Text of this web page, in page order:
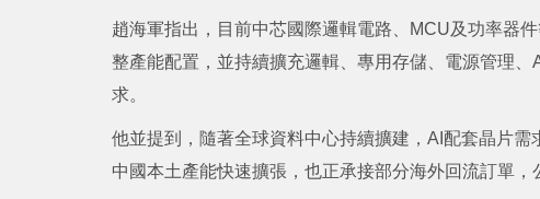
趙海軍指出，目前中芯國際邏輯電路、MCU及功率器
整產能配置，並持續擴充邏輯、專用存儲、電源管理
求。
他並提到，隨著全球資料中心持續擴建，AI配套晶片需
中國本土產能快速擴張，也正承接部分海外回流訂單，